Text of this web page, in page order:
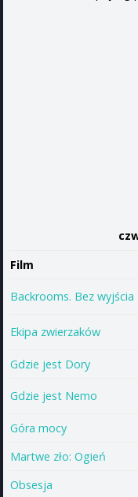
Film
Backrooms. Bez wyjścia
Ekipa zwierzaków
Gdzie jest Dory
Gdzie jest Nemo
Góra mocy
Martwe zło: Ogień
Obsesja